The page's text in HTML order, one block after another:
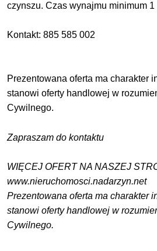
czynszu. Czas wynajmu minimum 1
Kontakt: 885 585 002
Prezentowana oferta ma charakter
stanowi oferty handlowej w
Cywilnego.
Zapraszam do kontaktu
WIĘCEJ OFERT NA NASZEJ
www.nieruchomosci.nadarzyn.net
Prezentowana oferta ma charakter
stanowi oferty handlowej w
Cywilnego.